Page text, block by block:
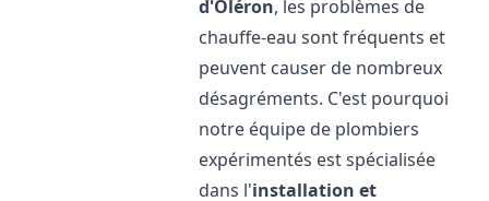
d'Oléron, les problèmes de
chauffe-eau sont fréquents et
peuvent causer de nombreux
désagréments. C'est pourquoi
notre équipe de plombiers
expérimentés est spécialisée
dans l'installation et